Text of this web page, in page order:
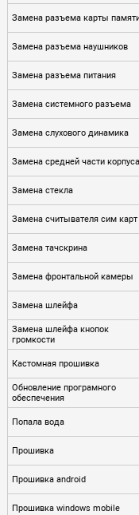
Замена разъема карты
Замена разъема наушников
Замена разъема питания
Замена системного разъема
Замена слухового динамика
Замена средней части корпуса
Замена стекла
Замена считывателя сим карт
Замена тачскрина
Замена фронтальной камеры
Замена шлейфа
Замена шлейфа кнопок
громкости
Кастомная прошивка
Обновление програмного
обеспечения
Попала вода
Прошивка
Прошивка android
Прошивка windows mobile